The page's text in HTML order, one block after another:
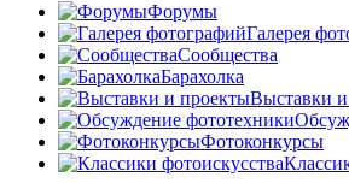
Форумы
Галерея
Сообщества
Барахолка
Выставки
Фотоконкурсы